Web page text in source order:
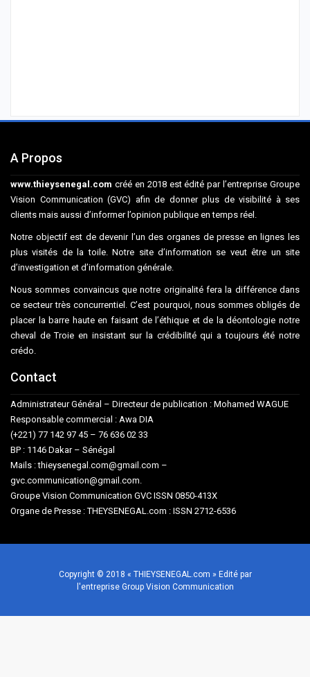
A Propos
www.thieysenegal.com créé en 2018 est édité par l’entreprise Groupe
Vision Communication (GVC) afin de donner plus de visibilité à ses
clients mais aussi d’informer l’opinion publique en temps réel.
Notre objectif est de devenir l’un des organes de presse en lignes les
plus visités de la toile. Notre site d’information se veut être un site
d’investigation et d’information générale.
Nous sommes convaincus que notre originalité fera la différence dans
ce secteur très concurrentiel. C’est pourquoi, nous sommes obligés de
placer la barre haute en faisant de l’éthique et de la déontologie notre
cheval de Troie en insistant sur la crédibilité qui a toujours été notre
crédo.
Contact
Administrateur Général – Directeur de publication : Mohamed WAGUE
Responsable commercial : Awa DIA
(+221) 77 142 97 45 – 76 636 02 33
BP : 1146 Dakar – Sénégal
Mails : thieysenegal.com@gmail.com –
gvc.communication@gmail.com.
Groupe Vision Communication GVC ISSN 0850-413X
Organe de Presse : THEYSENEGAL.com : ISSN 2712-6536
Copyright © 2018 « THIEYSENEGAL.com » Edité par
l'entreprise Group Vision Communication